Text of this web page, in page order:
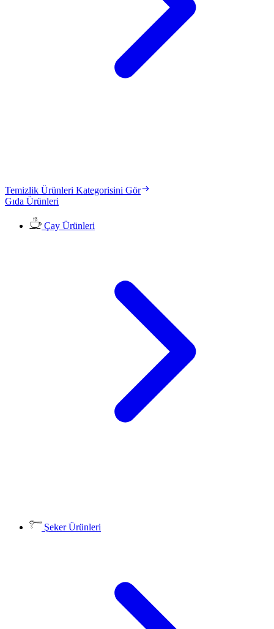
Temizlik Ürünleri Kategorisini Gör
Gıda Ürünleri
Çay Ürünleri
Şeker Ürünleri